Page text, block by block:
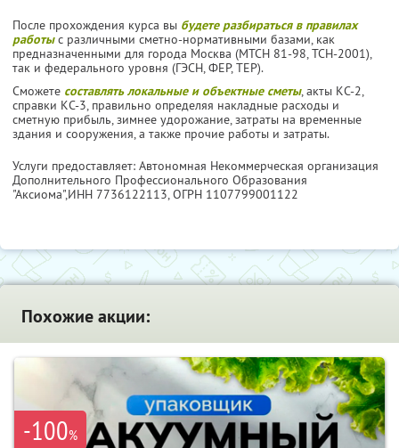
После прохождения курса вы будете разбираться в правилах
работыс различными сметно-нормативными базами, как
предназначенными для города Москва (МТСН 81-98, ТСН-2001),
так и федерального уровня (ГЭСН, ФЕР, ТЕР).
Сможете составлять локальные и объектные сметы, акты КС-2,
справки КС-3, правильно определяя накладные расходы и
сметную прибыль, зимнее удорожание, затраты на временные
здания и сооружения, а также прочие работы и затраты.
Услуги предоставляет: Автономная Некоммерческая организация
Дополнительного Профессионального Образования
"Аксиома",ИНН 7736122113, ОГРН 1107799001122
Похожие акции:
-100%